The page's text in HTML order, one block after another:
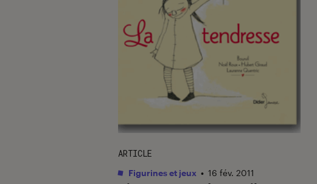
ARTICLE
Figurines et jeux • 16 fév. 2011